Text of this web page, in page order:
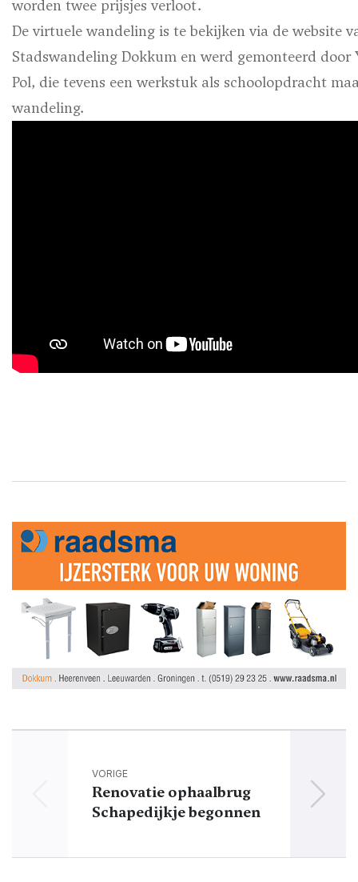
worden twee prijsjes verloot.
De virtuele wandeling is te bekijken via de website
Stadswandeling Dokkum en werd gemonteerd door
Pol, die tevens een werkstuk als schoolopdracht
wandeling.
VORIGE
Renovatie ophaalbrug
Schapedijkje begonnen